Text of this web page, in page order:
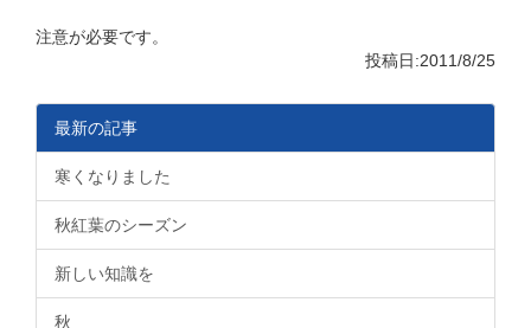
注意が必要です。
投稿日:2011/8/25
最新の記事
寒くなりました
秋紅葉のシーズン
新しい知識を
秋